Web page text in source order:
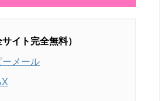
イト完全無料）
ーメール